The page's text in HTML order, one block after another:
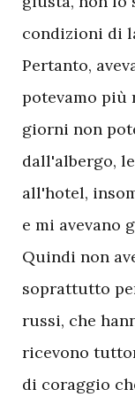
condizioni di
Pertanto,
potevamo
giorni non
dall'albergo,
all'hotel,
e mi avevano
Quindi non
soprattutto
russi, che
ricevono
di coraggio